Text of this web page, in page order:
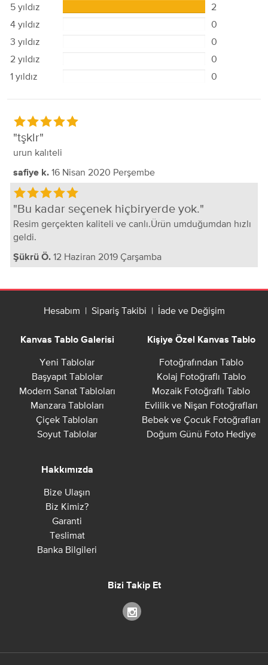
5 yıldız
2
4 yıldız
0
3 yıldız
0
2 yıldız
0
1 yıldız
0
tşklr
urun kalıteli
safiye k. 16 Nisan 2020 Perşembe
Bu kadar seçenek hiçbiryerde yok.
Resim gerçekten kaliteli ve canlı.Ürün umduğumdan hızlı
geldi.
Şükrü Ö. 12 Haziran 2019 Çarşamba
Hesabım | Sipariş Takibi | İade ve Değişim
Kanvas Tablo Galerisi
Yeni Tablolar
Başyapıt Tablolar
Modern Sanat Tabloları
Manzara Tabloları
Çiçek Tabloları
Soyut Tablolar
Kişiye Özel Kanvas Tablo
Fotoğrafından Tablo
Kolaj Fotoğraflı Tablo
Mozaik Fotoğraflı Tablo
Evlilik ve Nişan Fotoğrafları
Bebek ve Çocuk Fotoğrafları
Doğum Günü Foto Hediye
Hakkımızda
Bize Ulaşın
Biz Kimiz?
Garanti
Teslimat
Banka Bilgileri
Bizi Takip Et